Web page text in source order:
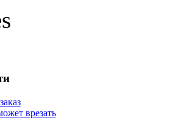
врезать